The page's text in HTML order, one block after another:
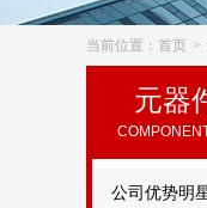
当前位置： 首页 >
元器
公司优势明